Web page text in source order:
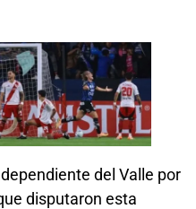
del Valle por
disputaron esta